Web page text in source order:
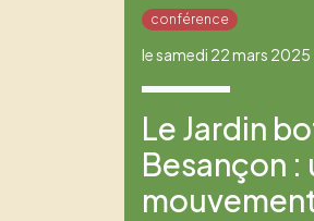
conférence
le samedi 22 mars 2025
Le Jardin
Besançon :